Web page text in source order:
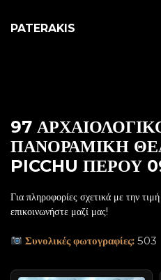
PATERAKIS
97
ΠΑΝΟΡΑΜΙΚΗ
PICCHU ΠΕΡΟΥ
Για πληροφορίες σχετικά με την
επικοινωνήστε μαζί μας!
Συνολικές φωτογραφίες: 503